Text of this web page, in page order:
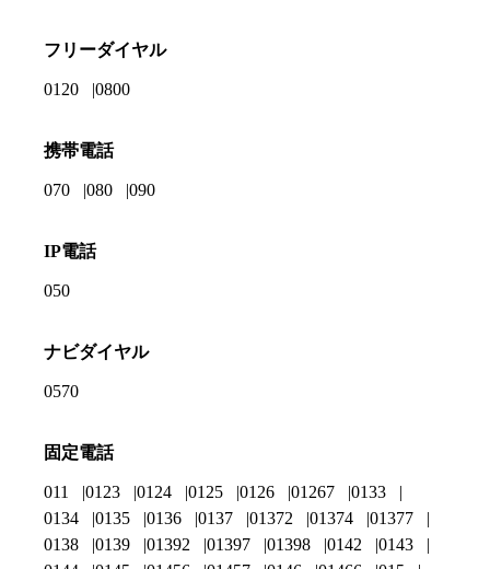
フリーダイヤル
0120 0800
携帯電話
070 080 090
IP電話
050
ナビダイヤル
0570
固定電話
011 0123 0124 0125 0126 01267
0133
0134
0135 0136 0137 01372 01374
01377
0138
0139 01392 01397 01398 0142
0143